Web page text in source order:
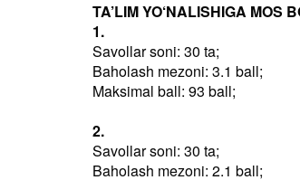
TA’LIM YO‘NALISHIGA MOS
1.
Savollar soni: 30 ta;
Baholash mezoni: 3.1 ball;
Maksimal ball: 93 ball;
2.
Savollar soni: 30 ta;
Baholash mezoni: 2.1 ball;